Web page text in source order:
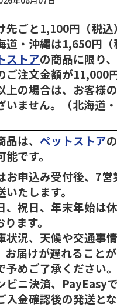
先ごと1,100円（税込）
・沖縄は1,650円（
ストアの商品に限り
ご注文金額が11,000
上の場合は、お客様
いません。（北海道
品は、 ペットストア
です。
お申込み受付後、7営
いたします。
祝日、年末年始は
ます。
況、天候や交通事
お届けが遅れること
予めご了承ください。
ニ決済、PayEasy
入金確認後の発送とな